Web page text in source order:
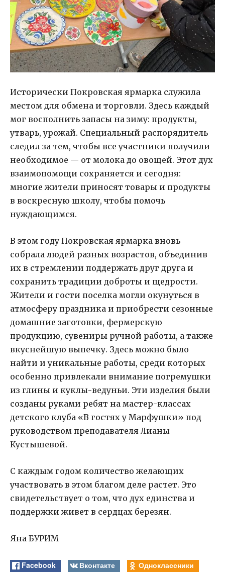
Исторически Покровская ярмарка служила
местом для обмена и торговли. Здесь каждый
мог восполнить запасы на зиму: продукты,
утварь, урожай. Специальный распорядитель
следил за тем, чтобы все участники получили
необходимое — от молока до овощей. Этот дух
взаимопомощи сохраняется и сегодня:
многие жители приносят товары и продукты
в воскресную школу, чтобы помочь
нуждающимся.
В этом году Покровская ярмарка вновь
собрала людей разных возрастов, объединив
их в стремлении поддержать друг друга и
сохранить традиции доброты и щедрости.
Жители и гости поселка могли окунуться в
атмосферу праздника и приобрести сезонные
домашние заготовки, фермерскую
продукцию, сувениры ручной работы, а также
вкуснейшую выпечку. Здесь можно было
найти и уникальные работы, среди которых
особенно привлекали внимание погремушки
из глины и куклы-ведуньи. Эти изделия были
созданы руками ребят на мастер-классах
детского клуба «В гостях у Марфушки» под
руководством преподавателя Лианы
Кустышевой.
С каждым годом количество желающих
участвовать в этом благом деле растет. Это
свидетельствует о том, что дух единства и
поддержки живет в сердцах березян.
Яна БУРИМ
Facebook Вконтакте Одноклассники